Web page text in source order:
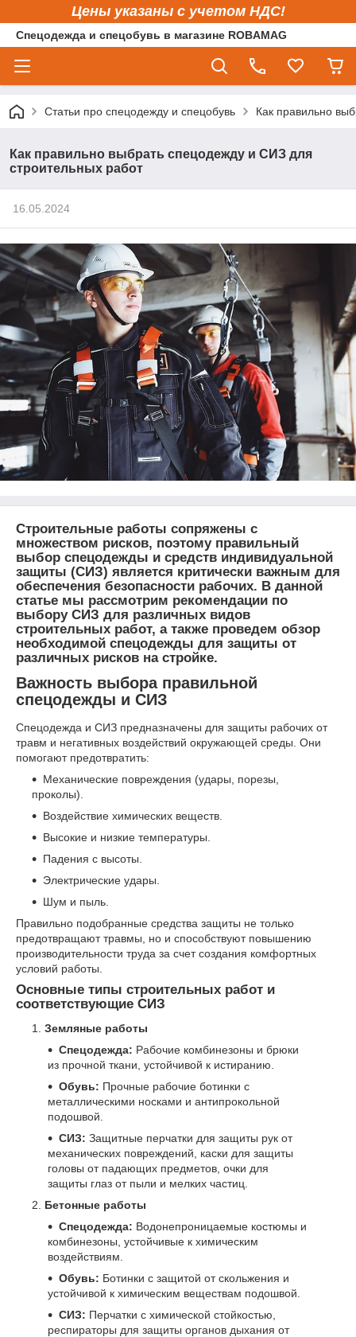
Цены указаны с учетом НДС!
Спецодежда и спецобувь в магазине ROBAMAG
Статьи про спецодежду и спецобувь Как правильно
Как правильно выбрать спецодежду и СИЗ для
строительных работ
16.05.2024
Строительные работы сопряжены с
множеством рисков, поэтому правильный
выбор спецодежды и средств индивидуальной
защиты (СИЗ) является критически важным для
обеспечения безопасности рабочих. В данной
статье мы рассмотрим рекомендации по
выбору СИЗ для различных видов
строительных работ, а также проведем обзор
необходимой спецодежды для защиты от
различных рисков на стройке.
Важность выбора правильной
спецодежды и СИЗ
Спецодежда и СИЗ предназначены для защиты рабочих от
травм и негативных воздействий окружающей среды. Они
помогают предотвратить:
Механические повреждения (удары, порезы,
проколы).
Воздействие химических веществ.
Высокие и низкие температуры.
Падения с высоты.
Электрические удары.
Шум и пыль.
Правильно подобранные средства защиты не только
предотвращают травмы, но и способствуют повышению
производительности труда за счет создания комфортных
условий работы.
Основные типы строительных работ и
соответствующие СИЗ
Земляные работы
Спецодежда: Рабочие комбинезоны и брюки
из прочной ткани, устойчивой к истиранию.
Обувь: Прочные рабочие ботинки с
металлическими носками и антипрокольной
подошвой.
СИЗ: Защитные перчатки для защиты рук от
механических повреждений, каски для защиты
головы от падающих предметов, очки для
защиты глаз от пыли и мелких частиц.
Бетонные работы
Спецодежда: Водонепроницаемые костюмы и
комбинезоны, устойчивые к химическим
воздействиям.
Обувь: Ботинки с защитой от скольжения и
устойчивой к химическим веществам подошвой.
СИЗ: Перчатки с химической стойкостью,
респираторы для защиты органов дыхания от